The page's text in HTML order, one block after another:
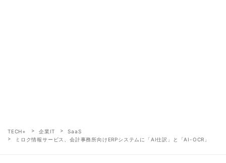
TECH+ 企業IT
SaaS
ミロク情報サービス、会計事務所向けERPシステムに「AI仕訳」と「AI-OCR」